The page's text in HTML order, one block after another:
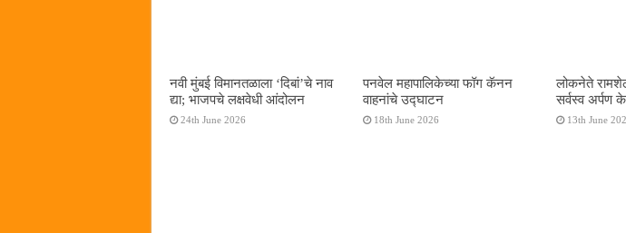
नवी मुंबई विमानतळाला ‌‘दिबां‌’चे नाव
द्या; भाजपचे लक्षवेधी आंदोलन
24th June 2026
पनवेल महापालिकेच्या फॉग कॅनन
वाहनांचे उद्घाटन
18th June 2026
लोकनेते
सर्वस्व अर्पण
13th June